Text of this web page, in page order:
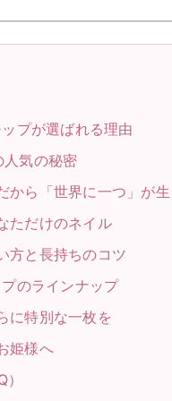
プが選ばれる理由
気の秘密
から「世界に一つ」が
ただけのネイル
方と長持ちのコツ
のラインナップ
に特別な一枚を
姫様へ